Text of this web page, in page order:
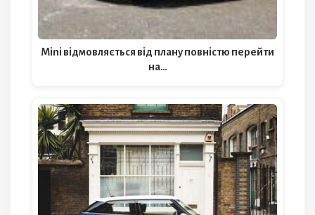
Mini відмовляється від плану повністю перейти
на…